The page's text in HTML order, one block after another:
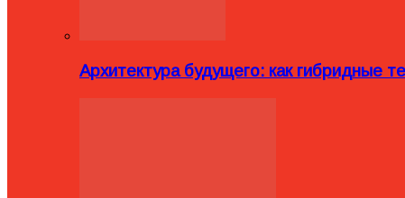
Архитектура будущего: как гибридные